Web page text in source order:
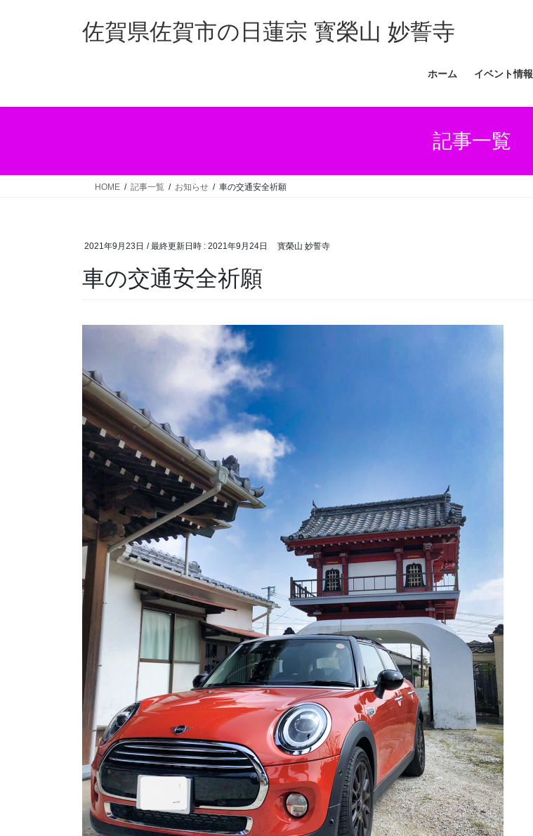
ス
ン
佐賀県佐賀市の日蓮宗 寳榮山 妙誓寺
ホーム イベント情報
記事一覧
HOME 記事一覧 お知らせ 車の交通安全祈願
2021年9月23日 / 最終更新日時 : 2021年9月24日 寳榮山 妙誓寺
車の交通安全祈願